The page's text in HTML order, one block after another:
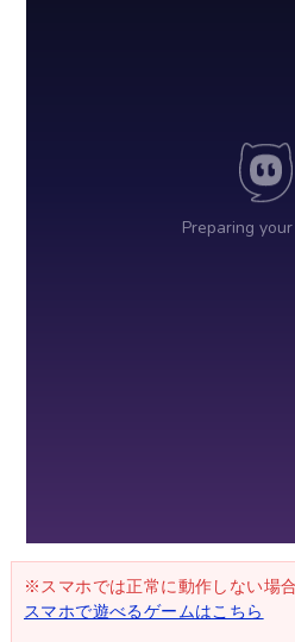
※スマホでは正常に動作しない場
スマホで遊べるゲームはこちら